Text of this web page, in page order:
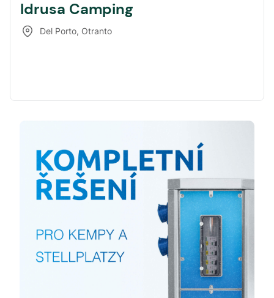
Idrusa Camping
Del Porto, Otranto